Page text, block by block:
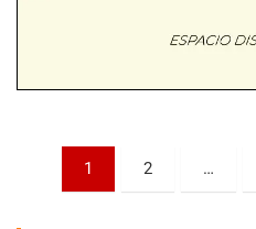
Paginación
1 2 …
ENTRERRIANO - F6 (POSTERGADA)
Parque de la Velocidad (Asfalto)